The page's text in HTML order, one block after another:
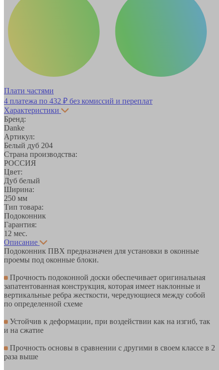
Плати частями
4 платежа по 432 ₽ без комиссий и переплат
Характеристики
Бренд:
Danke
Артикул:
Белый дуб 204
Страна производства:
РОССИЯ
Цвет:
Дуб белый
Ширина:
250 мм
Тип товара:
Подоконник
Гарантия:
12 мес.
Описание
Подоконник ПВХ предназначен для установки в оконные
проемы под оконные блоки.
Прочность подоконной доски обеспечивает оригинальная
запатентованная конструкция, которая имеет наклонные и
вертикальные ребра жесткости, чередующиеся между собой
по определенной схеме
Устойчив к деформации, при воздействии как на изгиб, так
и на сжатие
Прочность основы в сравнении с другими в своем классе в 2
раза выше